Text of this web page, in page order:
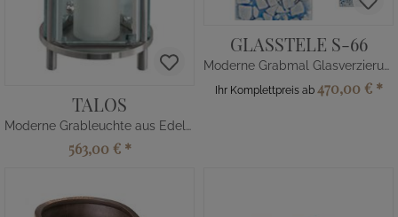
TALOS
Moderne Grableuchte aus Edelstahl rund
563,00 € *
GLASSTELE S-66
Moderne Grabmal Glasverzierung in Blau-Weiß
Ihr Komplettpreis ab 470,00 € *